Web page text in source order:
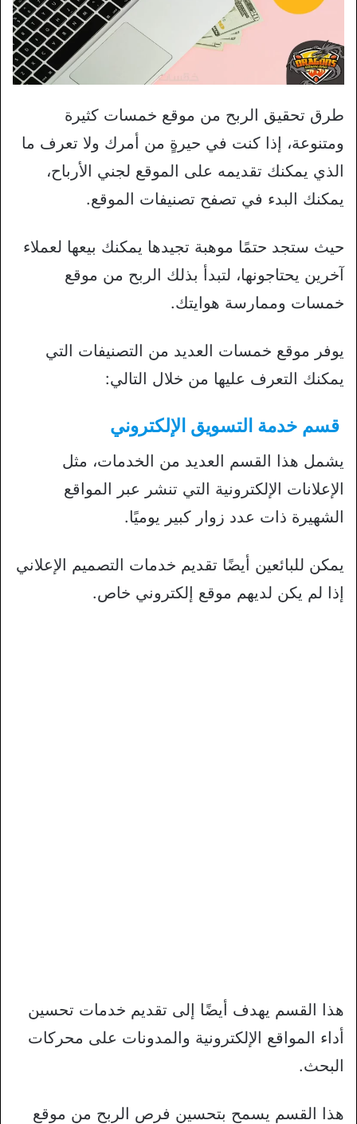
طرق تحقيق الربح من موقع خمسات كثيرة
ومتنوعة، إذا كنت في حيرةٍ من أمرك ولا تعرف ما
الذي يمكنك تقديمه على الموقع لجني الأرباح،
يمكنك البدء في تصفح تصنيفات الموقع.
حيث ستجد حتمًا موهبة تجيدها يمكنك بيعها لعملاء
آخرين يحتاجونها، لتبدأ بذلك الربح من موقع
خمسات وممارسة هوايتك.
يوفر موقع خمسات العديد من التصنيفات التي
يمكنك التعرف عليها من خلال التالي:
قسم خدمة التسويق الإلكتروني
يشمل هذا القسم العديد من الخدمات، مثل
الإعلانات الإلكترونية التي تنشر عبر المواقع
الشهيرة ذات عدد زوار كبير يوميًا.
يمكن للبائعين أيضًا تقديم خدمات التصميم الإعلاني
إذا لم يكن لديهم موقع إلكتروني خاص.
هذا القسم يهدف أيضًا إلى تقديم خدمات تحسين
أداء المواقع الإلكترونية والمدونات على محركات
البحث.
هذا القسم يسمح بتحسين فرص الربح من موقع